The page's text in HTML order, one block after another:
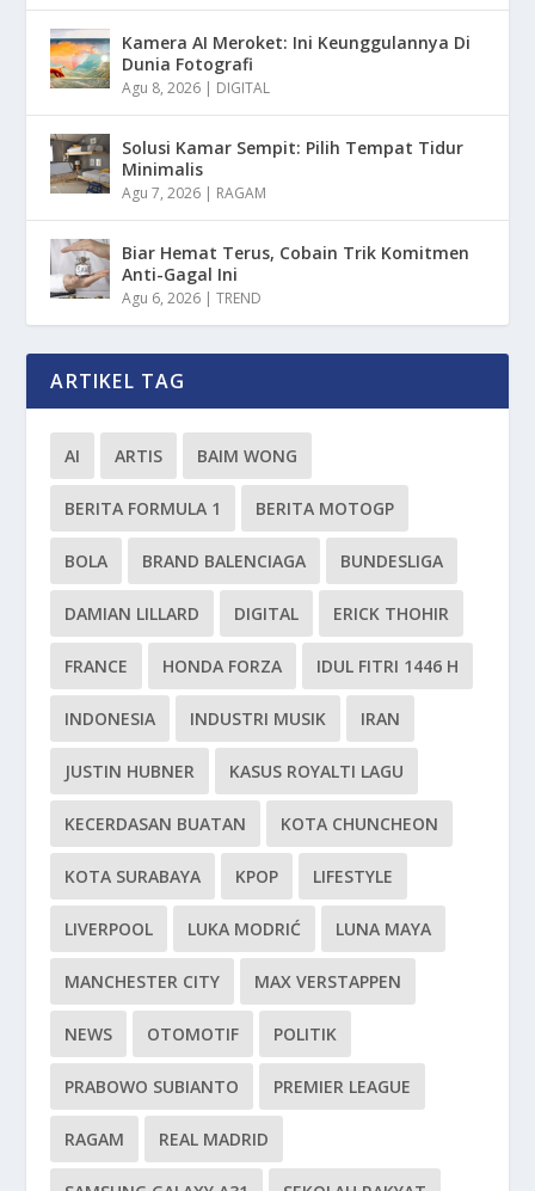
Kamera AI Meroket: Ini Keunggulannya Di
Dunia Fotografi
Agu 8, 2026 | DIGITAL
Solusi Kamar Sempit: Pilih Tempat Tidur
Minimalis
Agu 7, 2026 | RAGAM
Biar Hemat Terus, Cobain Trik Komitmen
Anti-Gagal Ini
Agu 6, 2026 |TREND
ARTIKEL TAG
AI ARTIS BAIM WONG
BERITA FORMULA 1 BERITA MOTOGP
BOLA BRAND BALENCIAGA BUNDESLIGA
DAMIAN LILLARD DIGITAL ERICK THOHIR
FRANCE HONDA FORZA IDUL FITRI 1446 H
INDONESIA INDUSTRI MUSIK IRAN
JUSTIN HUBNER KASUS ROYALTI LAGU
KECERDASAN BUATAN KOTA CHUNCHEON
KOTA SURABAYA KPOP LIFESTYLE
LIVERPOOL LUKA MODRIĆ LUNA MAYA
MANCHESTER CITY MAX VERSTAPPEN
NEWS OTOMOTIF POLITIK
PRABOWO SUBIANTO PREMIER LEAGUE
RAGAM REAL MADRID